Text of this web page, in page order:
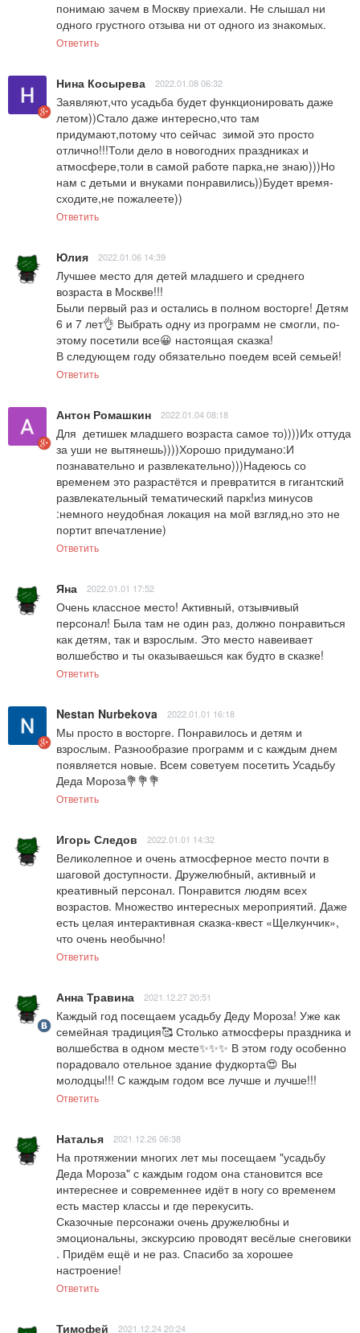
понимаю зачем в Москву приехали. Не слышал ни
одного грустного отзыва ни от одного из знакомых.
Ответить
Нина Косырева 2022.01.08 06:32
Заявляют,что усадьба будет функционировать даже
летом))Стало даже интересно,что там
придумают,потому что сейчас  зимой это просто
отлично!!!Толи дело в новогодних праздниках и
атмосфере,толи в самой работе парка,не знаю)))Но
нам с детьми и внуками понравились))Будет время-
сходите,не пожалеете))
Ответить
Юлия 2022.01.06 14:39
Лучшее место для детей младшего и среднего
возраста в Москве!!!
Были первый раз и остались в полном восторге! Детям
6 и 7 лет👌 Выбрать одну из программ не смогли, по-
этому посетили все😀 настоящая сказка!
В следующем году обязательно поедем всей семьей!
Ответить
Антон Ромашкин 2022.01.04 08:18
Для  детишек младшего возраста самое то))))Их оттуда
за уши не вытянешь))))Хорошо придумано:И
познавательно и развлекательно)))Надеюсь со
временем это разрастётся и превратится в гигантский
развлекательный тематический парк!из минусов
:немного неудобная локация на мой взгляд,но это не
портит впечатление)
Ответить
Яна 2022.01.01 17:52
Очень классное место! Активный, отзывчивый
персонал! Была там не один раз, должно понравиться
как детям, так и взрослым. Это место навеивает
волшебство и ты оказываешься как будто в сказке!
Ответить
Nestan Nurbekova 2022.01.01 16:18
Мы просто в восторге. Понравилось и детям и
взрослым. Разнообразие программ и с каждым днем
появляется новые. Всем советуем посетить Усадьбу
Деда Мороза💐💐💐
Ответить
Игорь Следов 2022.01.01 14:32
Великолепное и очень атмосферное место почти в
шаговой доступности. Дружелюбный, активный и
креативный персонал. Понравится людям всех
возрастов. Множество интересных мероприятий. Даже
есть целая интерактивная сказка-квест «Щелкунчик»,
что очень необычно!
Ответить
Анна Травина 2021.12.27 20:51
Каждый год посещаем усадьбу Деду Мороза! Уже как
семейная традиция🥰 Столько атмосферы праздника и
волшебства в одном месте✨✨✨ В этом году особенно
порадовало отельное здание фудкорта😍 Вы
молодцы!!! С каждым годом все лучше и лучше!!!
Ответить
Наталья 2021.12.26 06:38
На протяжении многих лет мы посещаем "усадьбу
Деда Мороза" с каждым годом она становится все
интереснее и современнее идёт в ногу со временем
есть мастер классы и где перекусить.
Сказочные персонажи очень дружелюбны и
эмоциональны, экскурсию проводят весёлые снеговики
. Придём ещё и не раз. Спасибо за хорошее
настроение!
Ответить
Тимофей 2021.12.24 20:24